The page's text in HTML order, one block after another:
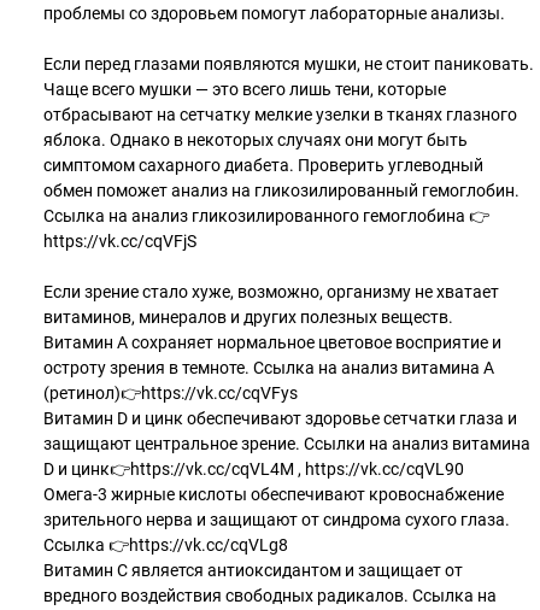
проблемы со здоровьем помогут лабораторные анализы.
Если перед глазами появляются мушки, не стоит паниковать.
Чаще всего мушки — это всего лишь тени, которые
отбрасывают на сетчатку мелкие узелки в тканях глазного
яблока. Однако в некоторых случаях они могут быть
симптомом сахарного диабета. Проверить углеводный
обмен поможет анализ на гликозилированный гемоглобин.
Ссылка на анализ гликозилированного гемоглобина 👉
https://vk.cc/cqVFjS
Если зрение стало хуже, возможно, организму не хватает
витаминов, минералов и других полезных веществ.
Витамин А сохраняет нормальное цветовое восприятие и
остроту зрения в темноте. Ссылка на анализ витамина А
(ретинол)👉https://vk.cc/cqVFys
Витамин D и цинк обеспечивают здоровье сетчатки глаза и
защищают центральное зрение. Ссылки на анализ витамина
D и цинк👉https://vk.cc/cqVL4M , https://vk.cc/cqVL90
Омега-3 жирные кислоты обеспечивают кровоснабжение
зрительного нерва и защищают от синдрома сухого глаза.
Ссылка 👉https://vk.cc/cqVLg8
Витамин С является антиоксидантом и защищает от
вредного воздействия свободных радикалов. Ссылка на